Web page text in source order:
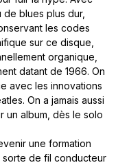
blues plus dur,
les codes
sur ce disque,
organique,
datant de 1966. On
avec les innovations
On a jamais aussi
un album, dès le solo
une formation
de fil conducteur